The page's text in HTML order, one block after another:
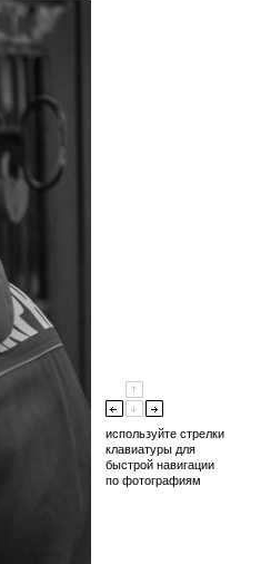
используйте стрелки
клавиатуры для
быстрой навигации
по фотографиям